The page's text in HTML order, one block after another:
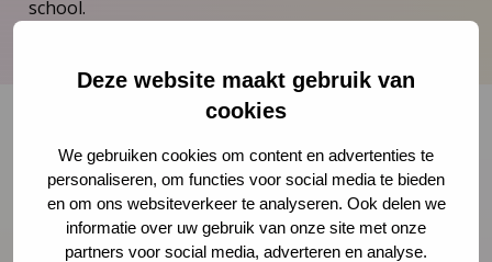
Deze website maakt gebruik van
cookies
We gebruiken cookies om content en advertenties te
personaliseren, om functies voor social media te bieden
en om ons websiteverkeer te analyseren. Ook delen we
informatie over uw gebruik van onze site met onze
partners voor social media, adverteren en analyse.
school.
Onze nieuwsbrief ontvangen?
Schrijf je in